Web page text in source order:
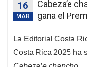
16
MAR
Cabeza’e
gana el
La Editorial Costa
Costa Rica 2025 ha